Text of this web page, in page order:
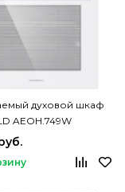
духовой шкаф
AEOH.749W